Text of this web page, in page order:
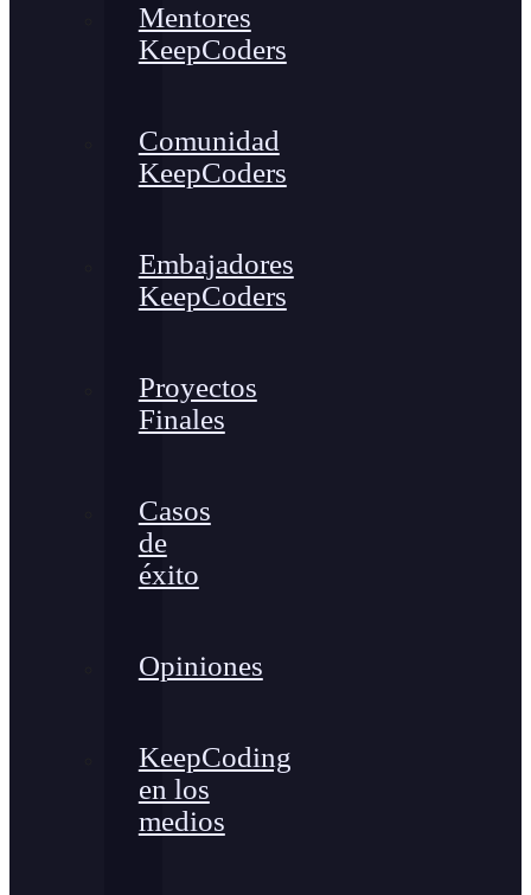
Mentores
KeepCoders
Comunidad
KeepCoders
Embajadores
KeepCoders
Proyectos
Finales
Casos
de
éxito
Opiniones
KeepCoding
en los
medios